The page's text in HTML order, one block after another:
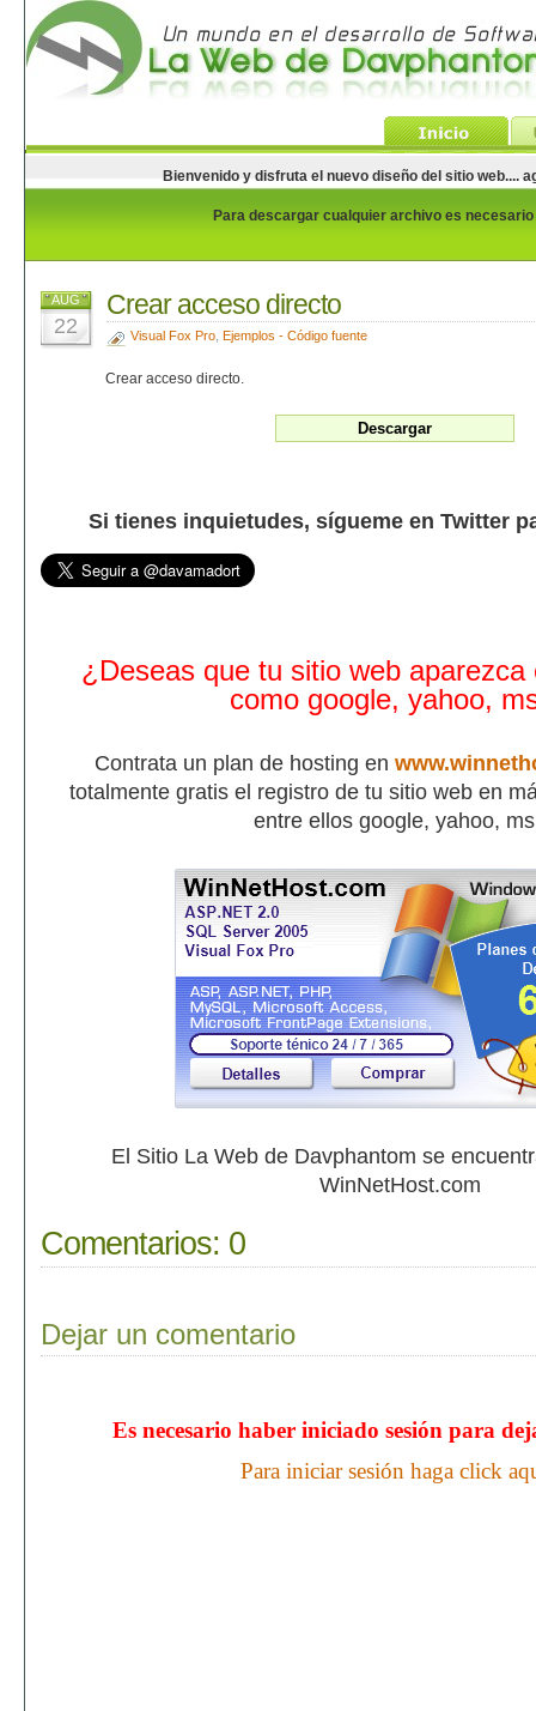
Bienvenido y disfruta el nuevo diseño del sitio web....
Para descargar cualquier archivo es
AUG
22
Crear acceso directo
Visual Fox Pro, Ejemplos - Código fuente
Crear acceso directo.
Si tienes inquietudes, sígueme en Twitter
¿Deseas que tu sitio web aparezca
como google, yahoo,
Contrata un plan de hosting en
totalmente gratis el registro de tu sitio web en
entre ellos google, yahoo,
El Sitio La Web de Davphantom se
WinNetHost.com
Comentarios: 0
Dejar un comentario
Es necesario haber iniciado sesión para
Para iniciar sesión haga click